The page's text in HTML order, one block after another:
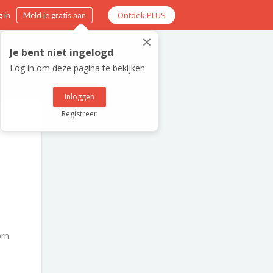
in Meld je gratis aan Ontdek PLUS
×
Je bent niet ingelogd
Log in om deze pagina te bekijken
Inloggen
Registreer